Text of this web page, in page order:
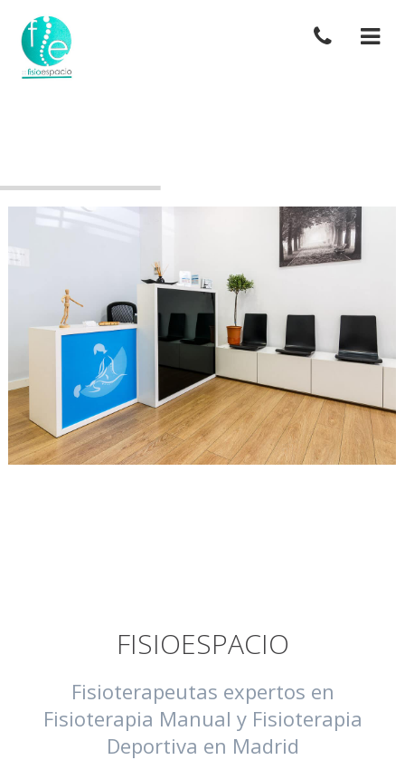
FISIOESPACIO
Fisioterapeutas expertos en
Fisioterapia Manual y Fisioterapia
Deportiva en Madrid